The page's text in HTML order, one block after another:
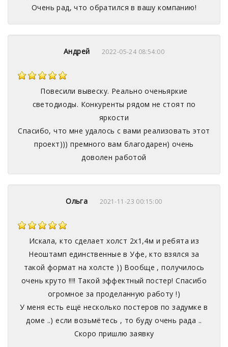
Очень рад, что обратился в вашу компанию!
Андрей 2022-05-24 08:54:00
Повесили вывеску. Реально оченьяркие
светодиоды. Конкуренты рядом не стоят по
яркости
Спасибо, что мне удалось с вами реализовать этот
проект))) премного вам благодарен) очень
доволен работой
Ольга 2021-11-23 00:15:00
Искала, кто сделает холст 2х1,4м и ребята из
Неоштамп единственные в Уфе, кто взялся за
такой формат на холсте )) Вообще , получилось
очень круто !!!! Такой эффектный постер! Спасибо
огромное за проделанную работу !)
У меня есть ещё несколько постеров по задумке в
доме ..) если возьмётесь , то буду очень рада ..
Скоро пришлю заявку